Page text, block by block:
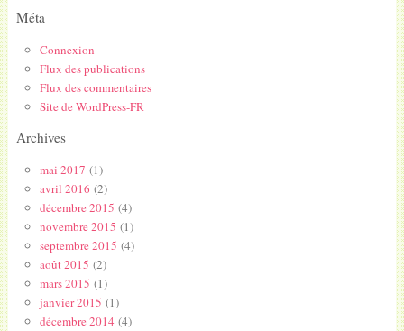
Méta
Connexion
Flux des publications
Flux des commentaires
Site de WordPress-FR
Archives
mai 2017 (1)
avril 2016 (2)
décembre 2015 (4)
novembre 2015 (1)
septembre 2015 (4)
août 2015 (2)
mars 2015 (1)
janvier 2015 (1)
décembre 2014(4)